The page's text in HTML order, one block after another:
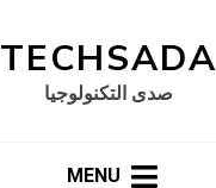
TECHSADA
صدى التكنولوجيا
MENU